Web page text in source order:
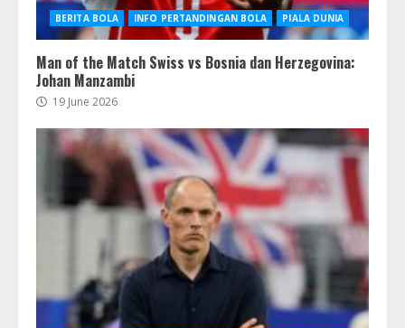
BERITA BOLA INFO PERTANDINGAN BOLA PIALA DUNIA
Man of the Match Swiss vs Bosnia dan Herzegovina:
Johan Manzambi
19 June 2026